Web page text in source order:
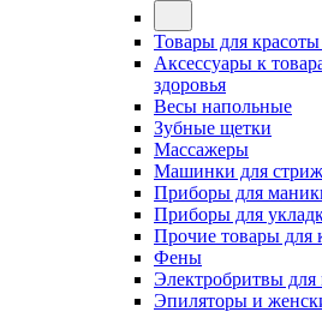
Товары для красоты
Аксессуары к
здоровья
Весы напольные
Зубные щетки
Массажеры
Машинки для
Приборы для
Приборы для
Прочие товары для
Фены
Электробритвы
Эпиляторы и